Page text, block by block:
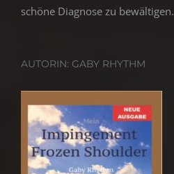
schöne Diagnose zu bewältigen.
AUTORIN: GABY RHYTHM